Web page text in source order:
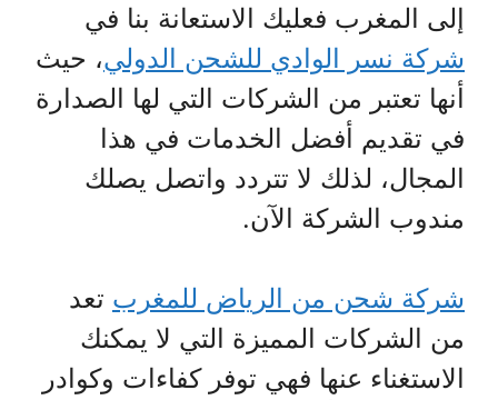
إلى المغرب فعليك الاستعانة بنا في
شركة نسر الوادي للشحن الدولي، حيث
أنها تعتبر من الشركات التي لها الصدارة
في تقديم أفضل الخدمات في هذا
المجال، لذلك لا تتردد واتصل يصلك
مندوب الشركة الآن.
شركة شحن من الرياض للمغرب تعد
من الشركات المميزة التي لا يمكنك
الاستغناء عنها فهي توفر كفاءات وكوادر